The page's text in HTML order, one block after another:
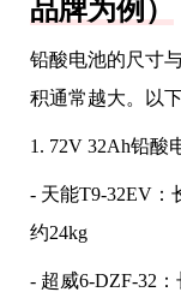
品牌为例）
铅酸电池的尺寸
积通常越大。以
1. 72V 32Ah铅酸
- 天能T9-32EV：
约24kg
- 超威6-DZF-32：